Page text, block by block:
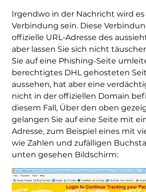
Irgendwo in der Nachricht wird es
Verbindung sein. Diese
offizielle URL-Adresse des
aber lassen Sie sich nicht
Sie auf eine Phishing-Seite
berechtigtes DHL gehosteten
aussehen, hat aber eine
nicht in der offiziellen Domain
diesem Fall, Über den oben
gelangen Sie auf eine Seite mit
Adresse, zum Beispiel eines mit
wie Zahlen und zufälligen
unten gesehen Bildschirm: